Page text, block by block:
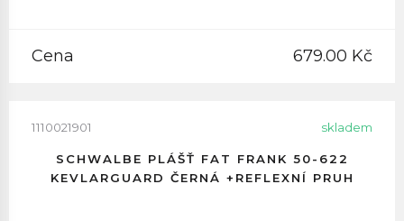
Cena 679.00 Kč
1110021901 skladem
SCHWALBE PLÁŠŤ FAT FRANK 50-622
KEVLARGUARD ČERNÁ +REFLEXNÍ PRUH